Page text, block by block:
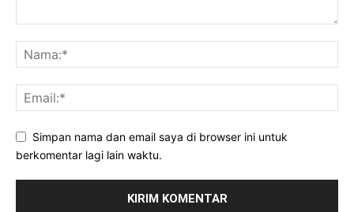
Simpan nama dan email saya di browser ini untuk
berkomentar lagi lain waktu.